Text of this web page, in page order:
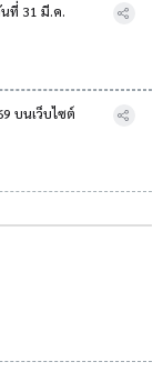
ที่ 31 มี.ค.
บนเว็บไซต์